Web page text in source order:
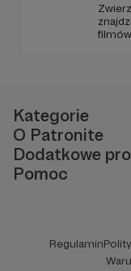
Kategorie
O Patronite
Dodatkowe
Pomoc
Regulamin